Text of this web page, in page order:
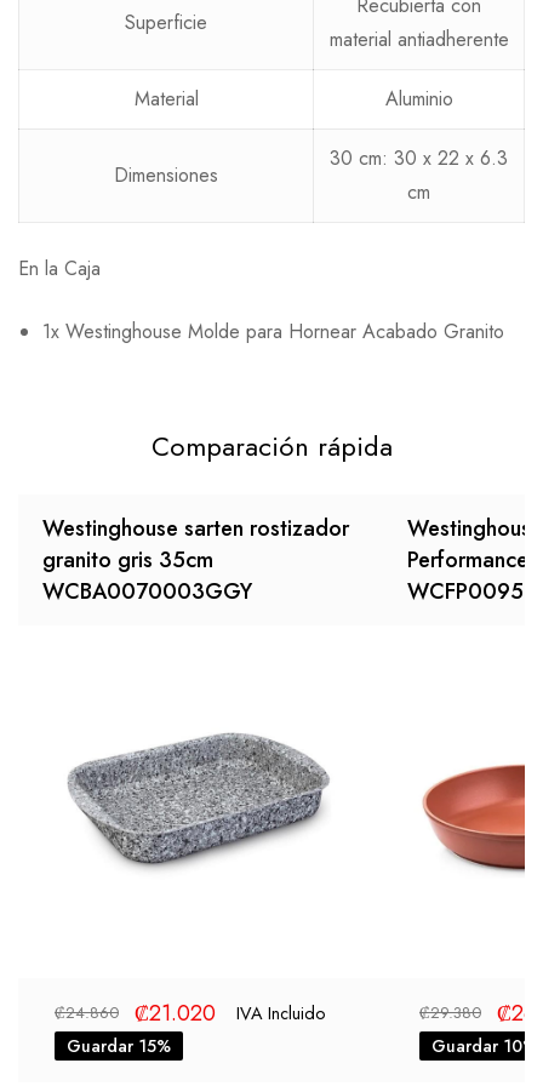
Superficie
material antiadherente
Material Aluminio
Dimensiones
30 cm: 30 x 22 x 6.3
cm
En la Caja
1x Westinghouse Molde para Hornear Acabado Granito
Comparación rápida
Westinghouse sarten rostizador
granito gris 35cm
WCBA0070003GGY
Performance
₡24.860 ₡21.020
IVA Incluido
Guardar 15%
₡29.380 ₡
Guardar 10%